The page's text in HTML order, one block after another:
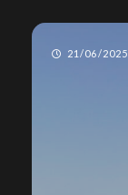
21/06/2025